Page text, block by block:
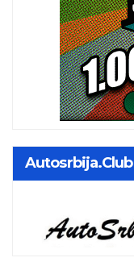
Autosrbija.club